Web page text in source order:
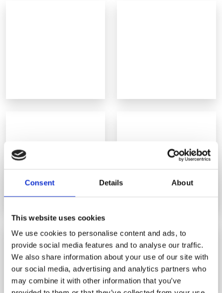
Consent Details About
This website uses cookies
We use cookies to personalise content and ads, to
provide social media features and to analyse our traffic.
We also share information about your use of our site with
our social media, advertising and analytics partners who
may combine it with other information that you’ve